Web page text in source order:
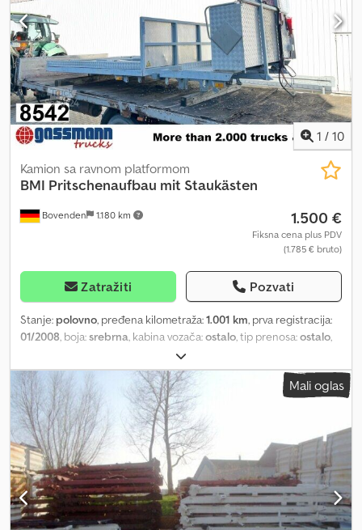
1 / 10
Bovenden 1.180 km
Kamion sa ravnom platformom
BMI Pritschenaufbau mit Staukästen
1.500 €
Fiksna cena plus PDV
(1.785 € bruto)
Zatražiti Pozvati
Stanje: polovno, pređena kilometraža:1.001 km, prva registracija:
01/2008 , boja:srebrna , kabina vozača:ostalo , tip prenosa:ostalo
, Lokacija vozila: Bovenden, kutija za alat
Chsdpfx Aji Rp Ngeqwsa Nadgradnja: Sandučasta nadgradnja sa
kutijama za alat za Daimler-Benz Atego. Demontirana sa Daimler-
Benz Atego 1018 AK 4x4 sa međuosovinskim rastojanjem od 3260
mm! NAVEDENA OPREMA JE BEZ GARANCIJE, zadržavamo pravo
na izmene, prethodnu prodaju i greške!
Mali oglas